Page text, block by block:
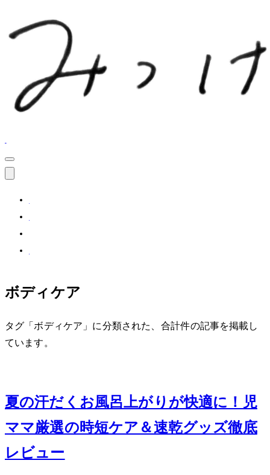
ボディケア
タグ「ボディケア」に分類された、合計 2 件の記事を掲載し
ています。
夏の汗だくお風呂上がりが快適に！2児
ママ厳選の時短ケア＆速乾グッズ徹底
レビュー